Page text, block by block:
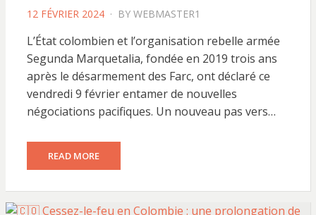
POSTED
12 FÉVRIER 2024 BY WEBMASTER1
L’État colombien et l’organisation rebelle armée
Segunda Marquetalia, fondée en 2019 trois ans
après le désarmement des Farc, ont déclaré ce
vendredi 9 février entamer de nouvelles
négociations pacifiques. Un nouveau pas vers…
READ MORE